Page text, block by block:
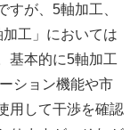
すが、5軸加工、
工」においては
基本的に5軸加工
ション機能や市
用して干渉を確認